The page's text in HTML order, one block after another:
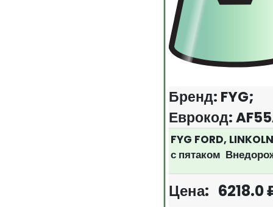
Бренд: FYG;
Еврокод:
FYG FORD,
с пятаком
Цена: 6218.0